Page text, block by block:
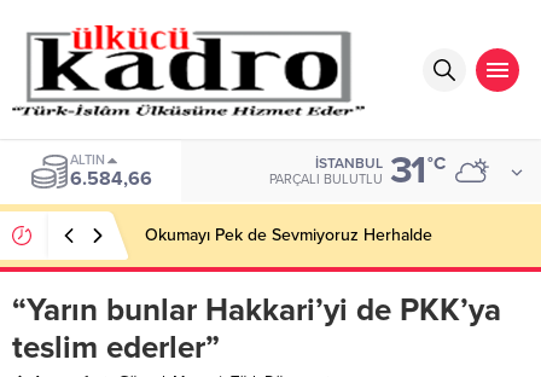
ALTIN
6.584,66
İSTANBUL
PARÇALI BULUTLU 31°C
Okumayı Pek de Sevmiyoruz Herhalde
“Yarın bunlar Hakkari’yi de PKK’ya
teslim ederler”